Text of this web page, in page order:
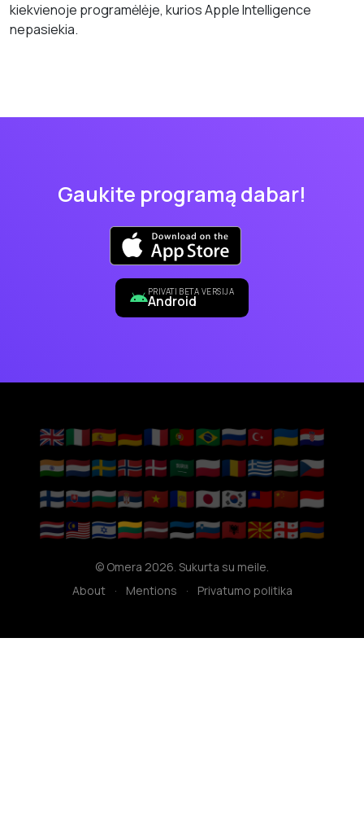
kiekvienoje programėlėje, kurios Apple Intelligence
nepasiekia.
Gaukite programą dabar!
PRIVATI BETA VERSIJA
Android
🇬🇧🇮🇹🇪🇸🇩🇪🇫🇷🇵🇹🇧🇷🇷🇺🇹🇷🇺🇦🇭🇷
🇮🇳🇳🇱🇸🇪🇳🇴🇩🇰🇸🇦🇵🇱🇷🇴🇬🇷🇭🇺🇨🇿
🇫🇮🇸🇰🇧🇬🇷🇸🇻🇳🇦🇩🇯🇵🇰🇷🇹🇼🇨🇳🇮🇩
🇹🇭🇲🇾🇮🇱🇱🇹🇱🇻🇪🇪🇸🇮🇦🇱🇲🇰🇬🇪🇦🇲
© Omera 2026. Sukurta su meile.
About
· Mentions · Privatumo politika